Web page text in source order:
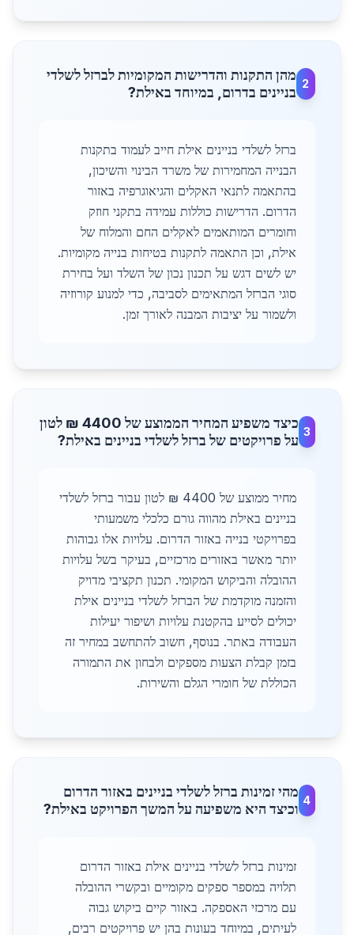
2
מהן התקנות והדרישות המקומיות לברזל לשלדי
בניינים בדרום, במיוחד באילת?
ברזל לשלדי בניינים אילת חייב לעמוד בתקנות
הבנייה המחמירות של משרד הבינוי והשיכון,
בהתאמה לתנאי האקלים והגיאוגרפיה באזור
הדרום. הדרישות כוללות עמידה בתקני חוזק
וחומרים המותאמים לאקלים החם והמלוח של
אילת, וכן התאמה לתקנות בטיחות בנייה מקומיות.
יש לשים דגש על תכנון נכון של השלד ועל בחירת
סוגי הברזל המתאימים לסביבה, כדי למנוע קורוזיה
ולשמור על יציבות המבנה לאורך זמן.
3
כיצד משפיע המחיר הממוצע של 4400 ₪ לטון
על פרויקטים של ברזל לשלדי בניינים באילת?
מחיר ממוצע של 4400 ₪ לטון עבור ברזל לשלדי
בניינים באילת מהווה גורם כלכלי משמעותי
בפרויקטי בנייה באזור הדרום. עלויות אלו גבוהות
יותר מאשר באזורים מרכזיים, בעיקר בשל עלויות
ההובלה והביקוש המקומי. תכנון תקציבי מדויק
והזמנה מוקדמת של הברזל לשלדי בניינים אילת
יכולים לסייע בהקטנת עלויות ושיפור יעילות
העבודה באתר. בנוסף, חשוב להתחשב במחיר זה
בזמן קבלת הצעות מספקים ולבחון את התמורה
הכוללת של חומרי הגלם והשירות.
4
מהי זמינות ברזל לשלדי בניינים באזור הדרום
וכיצד היא משפיעה על המשך הפרויקט באילת?
זמינות ברזל לשלדי בניינים אילת באזור הדרום
תלויה במספר ספקים מקומיים ובקשרי ההובלה
עם מרכזי האספקה. באזור קיים ביקוש גבוה
לעיתים, במיוחד בעונות בהן יש פרויקטים רבים,